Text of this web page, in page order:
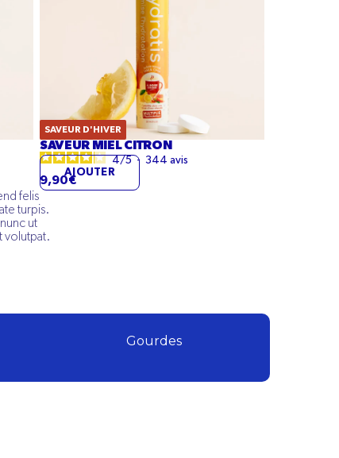
SAVEUR D'HIVER
SAVEUR MIEL CITRON
4/5- 344 avis
9,90€
AJOUTER
felis
turpis.
ut
volutpat.
Gourdes